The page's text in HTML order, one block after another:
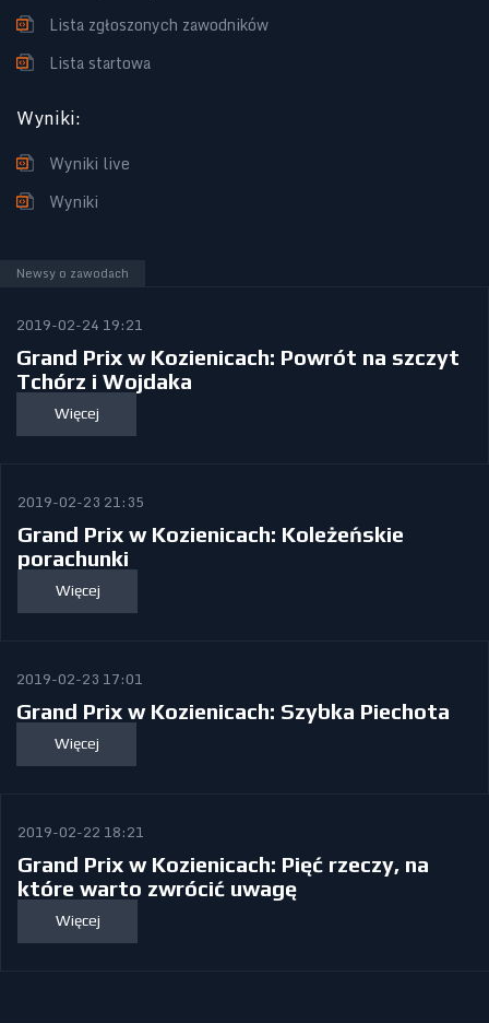
Lista zgłoszonych zawodników
Lista startowa
Wyniki:
Wyniki live
Wyniki
Newsy o zawodach
2019-02-24 19:21
Grand Prix w Kozienicach: Powrót na szczyt
Tchórz i Wojdaka
Więcej
2019-02-23 21:35
Grand Prix w Kozienicach: Koleżeńskie
porachunki
Więcej
2019-02-23 17:01
Grand Prix w Kozienicach: Szybka Piechota
Więcej
2019-02-22 18:21
Grand Prix w Kozienicach: Pięć rzeczy, na
które warto zwrócić uwagę
Więcej